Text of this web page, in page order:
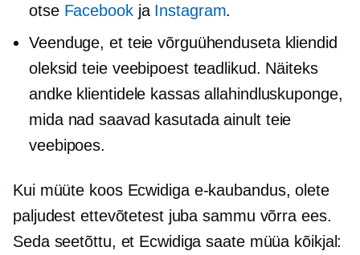
otse Facebookja Instagram.
Veenduge, et teie võrguühenduseta kliendid
oleksid teie veebipoest teadlikud. Näiteks
andke klientidele kassas allahindluskuponge,
mida nad saavad kasutada ainult teie
veebipoes.
Kui müüte koos Ecwidiga e-kaubandus, olete
paljudest ettevõtetest juba sammu võrra ees.
Seda seetõttu, et Ecwidiga saate müüa kõikjal: